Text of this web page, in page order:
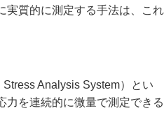
実質的に測定する手法は、これ
Analysis System）とい
力を連続的に微量で測定できる